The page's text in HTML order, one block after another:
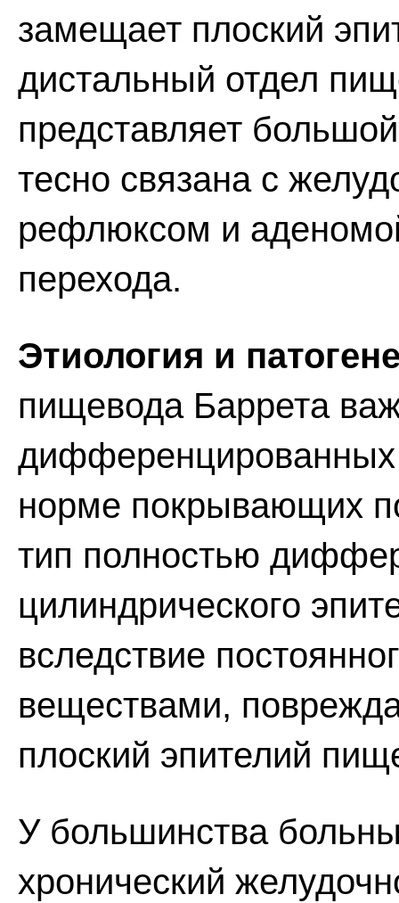
замещает плоский
дистальный отдел
представляет
тесно связана с
рефлюксом и
перехода.
Этиология и
пищевода Баррета
дифференцированных
норме покрывающих
тип полностью
цилиндрического
вследствие
веществами,
плоский эпителий
У большинства
хронический